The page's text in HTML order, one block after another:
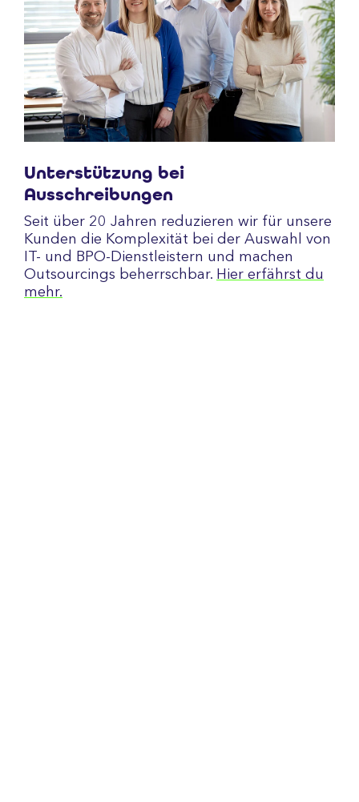
Unterstützung bei
Ausschreibungen
Seit über 20 Jahren reduzieren wir für unsere
Kunden die Komplexität bei der Auswahl von
IT- und BPO-Dienstleistern und machen
Outsourcings beherrschbar. Hier erfährst du
mehr.